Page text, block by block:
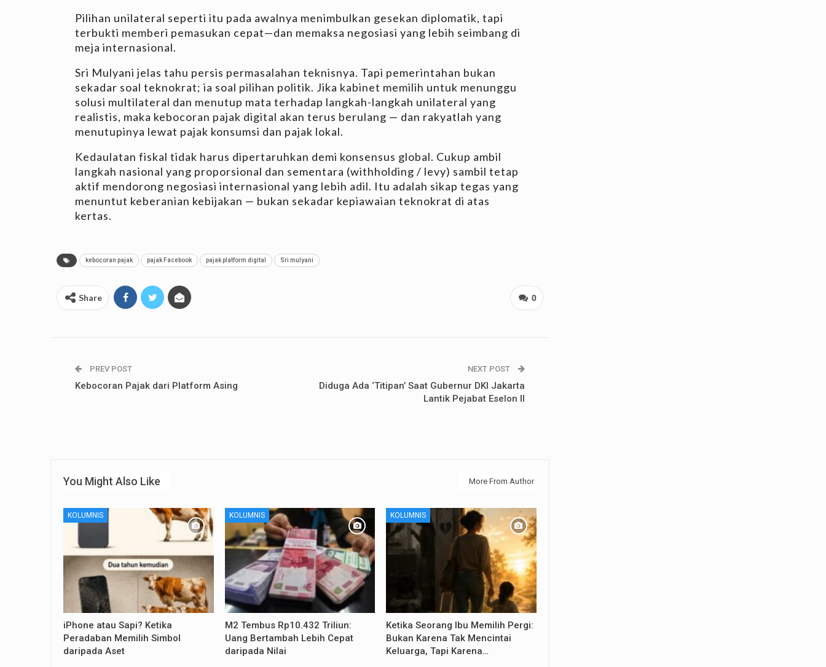
Pilihan unilateral seperti itu pada awalnya menimbulkan gesekan diplomatik, tapi
terbukti memberi pemasukan cepat—dan memaksa negosiasi yang lebih seimbang di
meja internasional.
Sri Mulyani jelas tahu persis permasalahan teknisnya. Tapi pemerintahan bukan
sekadar soal teknokrat; ia soal pilihan politik. Jika kabinet memilih untuk menunggu
solusi multilateral dan menutup mata terhadap langkah-langkah unilateral yang
realistis, maka kebocoran pajak digital akan terus berulang — dan rakyatlah yang
menutupinya lewat pajak konsumsi dan pajak lokal.
Kedaulatan fiskal tidak harus dipertaruhkan demi konsensus global. Cukup ambil
langkah nasional yang proporsional dan sementara (withholding / levy) sambil tetap
aktif mendorong negosiasi internasional yang lebih adil. Itu adalah sikap tegas yang
menuntut keberanian kebijakan — bukan sekadar kepiawaian teknokrat di atas
kertas.
kebocoran pajak pajak Facebook pajak platform digital Sri mulyani
0
Share
PREV POST
Kebocoran Pajak dari Platform Asing
NEXT POST
Diduga Ada ‘Titipan’ Saat Gubernur DKI Jakarta
Lantik Pejabat Eselon II
You Might Also Like More From Author
KOLUMNIS
iPhone atau Sapi? Ketika
Peradaban Memilih Simbol
daripada Aset
KOLUMNIS
M2 Tembus Rp10.432 Triliun:
Uang Bertambah Lebih Cepat
daripada Nilai
KOLUMNIS
Ketika Seorang Ibu Memilih Pergi:
Bukan Karena Tak Mencintai
Keluarga, Tapi Karena…